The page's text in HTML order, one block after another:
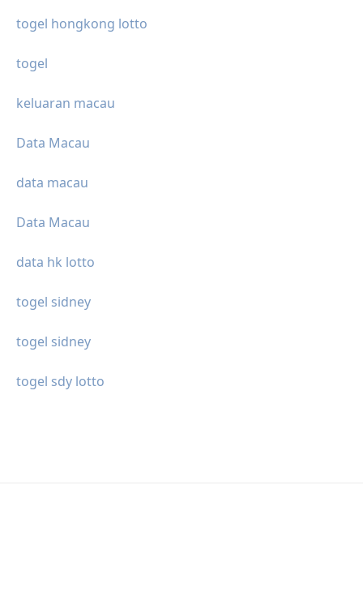
togel hongkong lotto
togel
keluaran macau
Data Macau
data macau
Data Macau
data hk lotto
togel sidney
togel sidney
togel sdy lotto